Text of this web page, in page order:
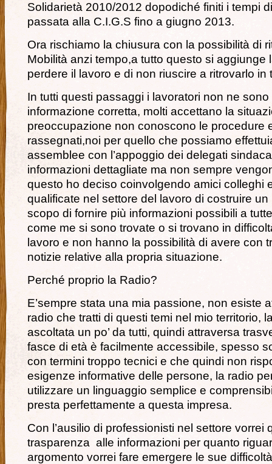
Solidarietà 2010/2012 dopodiché finiti i tempi
passata alla C.I.G.S fino a giugno 2013.
Ora rischiamo la chiusura con la possibilità di
Mobilità anzi tempo,a tutto questo si aggiunge
perdere il lavoro e di non riuscire a ritrovarlo in
In tutti questi passaggi i lavoratori non ne
informazione corretta, molti accettano la
preoccupazione non conoscono le procedure
rassegnati,noi per quello che possiamo
assemblee con l’appoggio dei delegati
informazioni dettagliate ma non sempre
questo ho deciso coinvolgendo amici colleghi
qualificate nel settore del lavoro di costruire
scopo di fornire più informazioni possibili a
come me si sono trovate o si trovano in
lavoro e non hanno la possibilità di avere con
notizie relative alla propria situazione.
Perché proprio la Radio?
E’sempre stata una mia passione, non esiste
radio che tratti di questi temi nel mio territorio,
ascoltata un po’ da tutti, quindi attraversa
fasce di età è facilmente accessibile, spesso
con termini troppo tecnici e che quindi non
esigenze informative delle persone, la radio
utilizzare un linguaggio semplice e
presta perfettamente a questa impresa.
Con l’ausilio di professionisti nel settore vorrei
trasparenza alle informazioni per quanto
argomento vorrei fare emergere le sue